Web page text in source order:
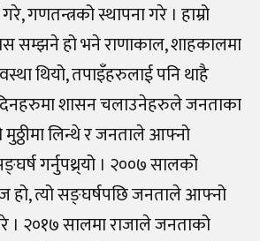
गणतन्त्रको स्थापना गरे । हाम्रो
सम्झने हो भने राणाकाल, शाहकालमा
थियो, तपाइँहरुलाई पनि थाहै
शासन चलाउनेहरुले जनताका
लिन्थे र जनताले आफ्नो
गर्नुपथ्र्यो । २००७ सालको
हो, त्यो सङ्घर्षपछि जनताले आफ्नो
। २०१७ सालमा राजाले जनताको